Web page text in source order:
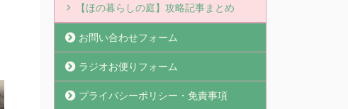
【ほの暮らしの庭】攻略記事まとめ
お問い合わせフォーム
ラジオお便りフォーム
プライバシーポリシー・免責事項